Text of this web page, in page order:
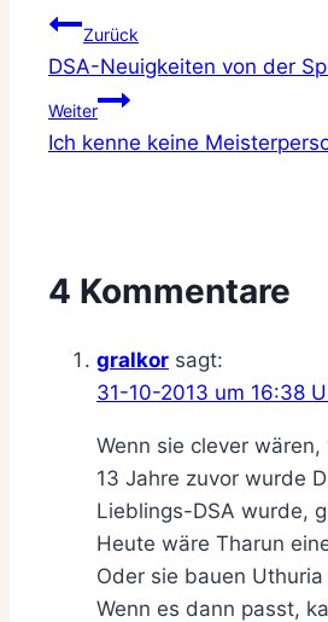
Zurück
DSA-Neuigkeiten von der
Weiter
Ich kenne keine
4 Kommentare
gralkor sagt:
31-10-2013 um 16:38
Wenn sie clever
13 Jahre zuvor wurde
Lieblings-DSA wurde,
Heute wäre Tharun
Oder sie bauen
Wenn es dann passt,